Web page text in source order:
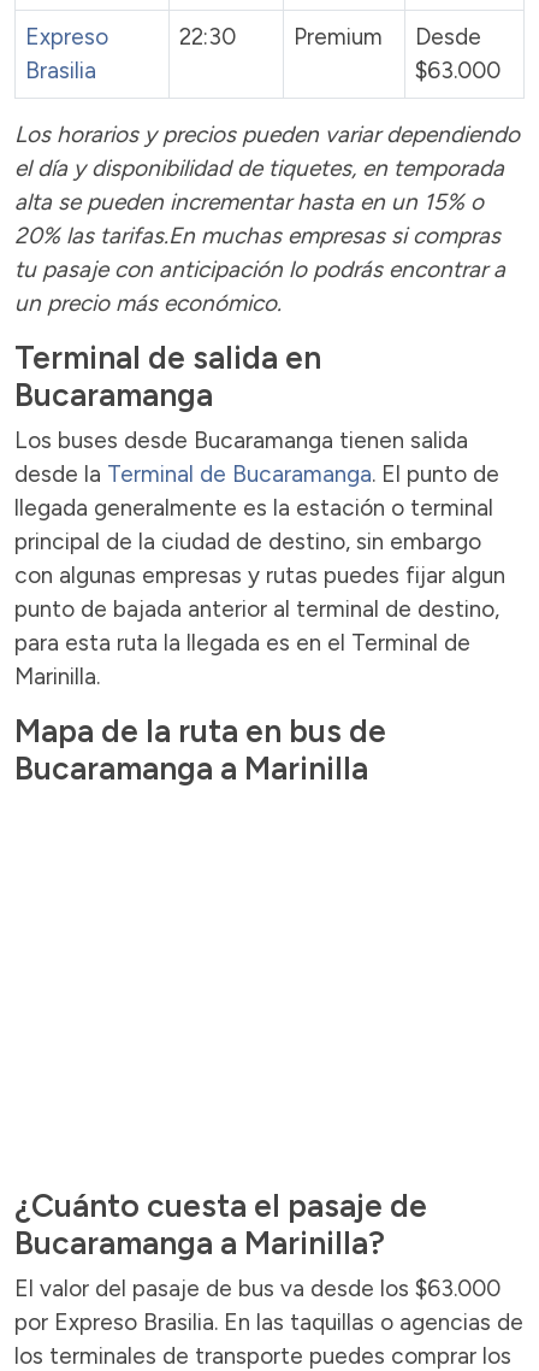
Expreso
Brasilia
22:30 Premium
Desde
$63.000
Los horarios y precios pueden variar dependiendo
el día y disponibilidad de tiquetes, en temporada
alta se pueden incrementar hasta en un 15% o
20% las tarifas.En muchas empresas si compras
tu pasaje con anticipación lo podrás encontrar a
un precio más económico.
Terminal de salida en
Bucaramanga
Los buses desde Bucaramanga tienen salida
desde la Terminal de Bucaramanga. El punto de
llegada generalmente es la estación o terminal
principal de la ciudad de destino, sin embargo
con algunas empresas y rutas puedes fijar algun
punto de bajada anterior al terminal de destino,
para esta ruta la llegada es en el Terminal de
Marinilla.
Mapa de la ruta en bus de
Bucaramanga a Marinilla
¿Cuánto cuesta el pasaje de
Bucaramanga a Marinilla?
El valor del pasaje de bus va desde los $63.000
por Expreso Brasilia. En las taquillas o agencias de
los terminales de transporte puedes comprar los